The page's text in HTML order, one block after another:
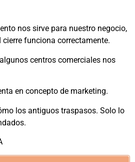
nos sirve para nuestro negocio,
funciona correctamente.
centros comerciales nos
en concepto de marketing.
los antiguos traspasos. Solo lo